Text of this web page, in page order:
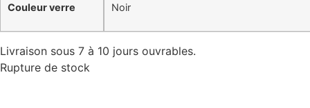
Couleur verre Noir
Livraison sous 7 à 10 jours ouvrables.
Rupture de stock